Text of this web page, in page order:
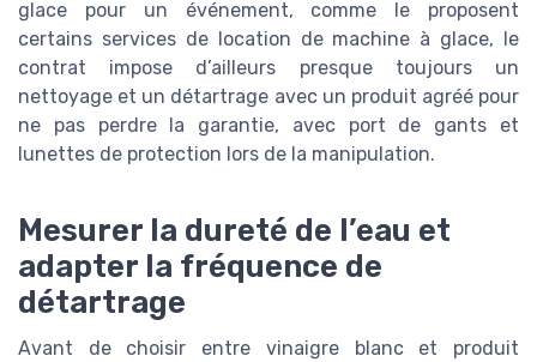
glace pour un événement, comme le proposent
certains services de location de machine à glace, le
contrat impose d’ailleurs presque toujours un
nettoyage et un détartrage avec un produit agréé pour
ne pas perdre la garantie, avec port de gants et
lunettes de protection lors de la manipulation.
Mesurer la dureté de l’eau et
adapter la fréquence de
détartrage
Avant de choisir entre vinaigre blanc et produit